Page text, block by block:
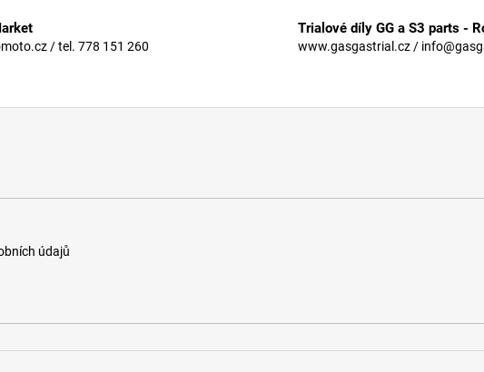
/ tel. 778 151 260
Trialové díly GG a S3 parts -
www.gasgastrial.cz /
údajů